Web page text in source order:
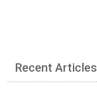
Recent Articles